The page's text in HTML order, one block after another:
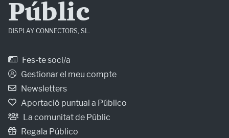
Públic
DISPLAY CONNECTORS, SL.
Fes-te soci/a
Gestionar el meu compte
Newsletters
Aportació puntual a Público
La comunitat de Públic
Regala Público